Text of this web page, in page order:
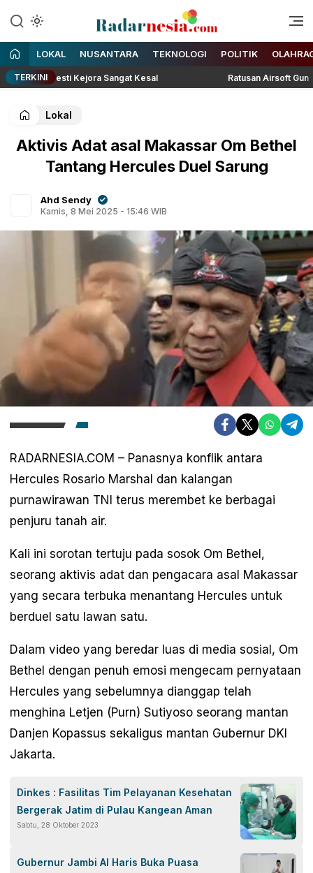
Radarnesia
Enak Dibaca
LOKAL NUSANTARA TEKNOLOGI POLITIK
TERKINI
Lesti Kejora Sangat Kesal Ratusan Airsoft Gun
Lokal
Aktivis Adat asal Makassar Om Bethel
Tantang Hercules Duel Sarung
Ahd Sendy
Kamis, 8 Mei 2025 - 15:46 WIB
RADARNESIA.COM – Panasnya konflik antara
Hercules Rosario Marshal dan kalangan
purnawirawan TNI terus merembet ke berbagai
penjuru tanah air.
Kali ini sorotan tertuju pada sosok Om Bethel,
seorang aktivis adat dan pengacara asal Makassar
yang secara terbuka menantang Hercules untuk
berduel satu lawan satu.
Dalam video yang beredar luas di media sosial, Om
Bethel dengan penuh emosi mengecam pernyataan
Hercules yang sebelumnya dianggap telah
menghina Letjen (Purn) Sutiyoso seorang mantan
Danjen Kopassus sekaligus mantan Gubernur DKI
Jakarta.
Dinkes : Fasilitas Tim Pelayanan Kesehatan
Bergerak Jatim di Pulau Kangean Aman
Sabtu, 28 Oktober 2023
Gubernur Jambi Al Haris Buka Puasa